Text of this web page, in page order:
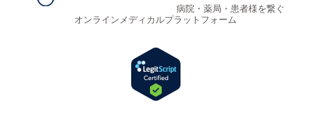
病院・薬局・患者様を繋ぐ
オンラインメディカルプラットフォーム